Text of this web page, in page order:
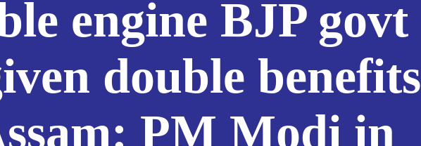
સાક્ષાત્કાર
engine BJP govt
double benefits
PM Modi in